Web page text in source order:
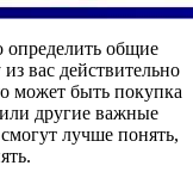
определить общие
вас действительно
может быть покупка
другие важные
лучше понять,